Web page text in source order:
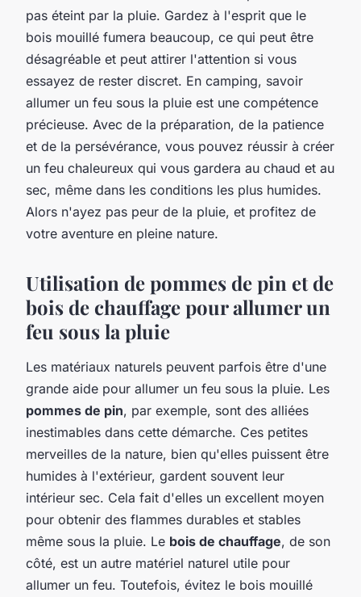
pas éteint par la pluie. Gardez à l'esprit que le
bois mouillé fumera beaucoup, ce qui peut être
désagréable et peut attirer l'attention si vous
essayez de rester discret. En camping, savoir
allumer un feu sous la pluie est une compétence
précieuse. Avec de la préparation, de la patience
et de la persévérance, vous pouvez réussir à créer
un feu chaleureux qui vous gardera au chaud et au
sec, même dans les conditions les plus humides.
Alors n'ayez pas peur de la pluie, et profitez de
votre aventure en pleine nature.
Utilisation de pommes de pin et de
bois de chauffage pour allumer un
feu sous la pluie
Les matériaux naturels peuvent parfois être d'une
grande aide pour allumer un feu sous la pluie. Les
pommes de pin, par exemple, sont des alliées
inestimables dans cette démarche. Ces petites
merveilles de la nature, bien qu'elles puissent être
humides à l'extérieur, gardent souvent leur
intérieur sec. Cela fait d'elles un excellent moyen
pour obtenir des flammes durables et stables
même sous la pluie. Le bois de chauffage, de son
côté, est un autre matériel naturel utile pour
allumer un feu. Toutefois, évitez le bois mouillé